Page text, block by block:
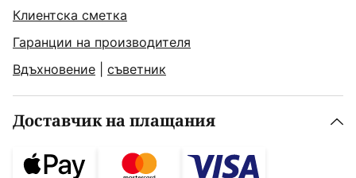
Клиентска сметка
Гаранции на производителя
Вдъхновение
съветник
Доставчик на плащания